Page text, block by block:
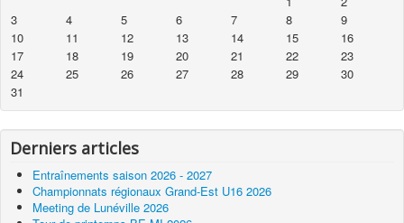
3
4 5 6 7 8
9
10
11 12 13 14 15
16
17
18 19 20 21 22
23
24
25 26 27 28 29
30
31
Derniers articles
Entraînements saison 2026 - 2027
Championnats régionaux Grand-Est U16 2026
Meeting de Lunéville 2026